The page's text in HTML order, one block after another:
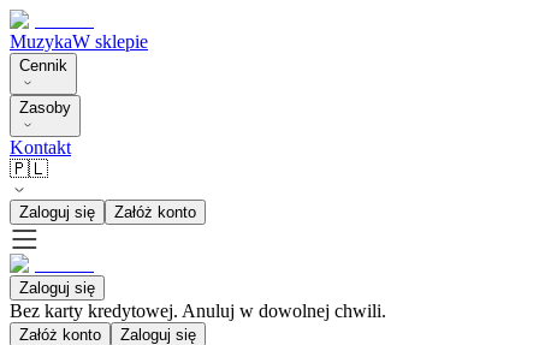
MuzykaW sklepie
Cennik
Zasoby
Kontakt
🇵🇱
Zaloguj się Załóż konto
Zaloguj się
Bez karty kredytowej. Anuluj w dowolnej chwili.
Załóż konto Zaloguj się